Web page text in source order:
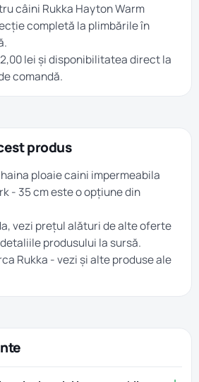
câini Rukka Hayton Warm
completă la plimbările în
lei și disponibilitatea direct la
comandă.
produs
ploaie caini impermeabila
- 35 cm este o opțiune din
vezi prețul alături de alte oferte
produsului la sursă.
Rukka - vezi și alte produse ale